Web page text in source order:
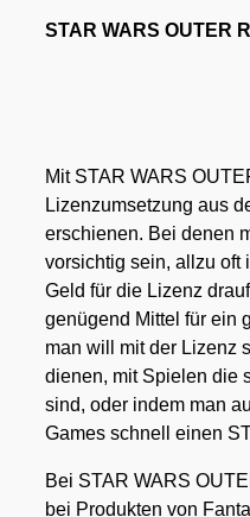
STAR WARS OUTER
Mit STAR WARS
Lizenz­um­set­zung aus
erschie­nen. Bei denen
vor­sich­tig sein, all­zu oft
Geld für die Lizenz
genü­gend Mit­tel für ein
man will mit der Lizenz
die­nen, mit Spie­len die
sind, oder indem man
Games schnell einen
Bei STAR WARS
bei Pro­duk­ten von